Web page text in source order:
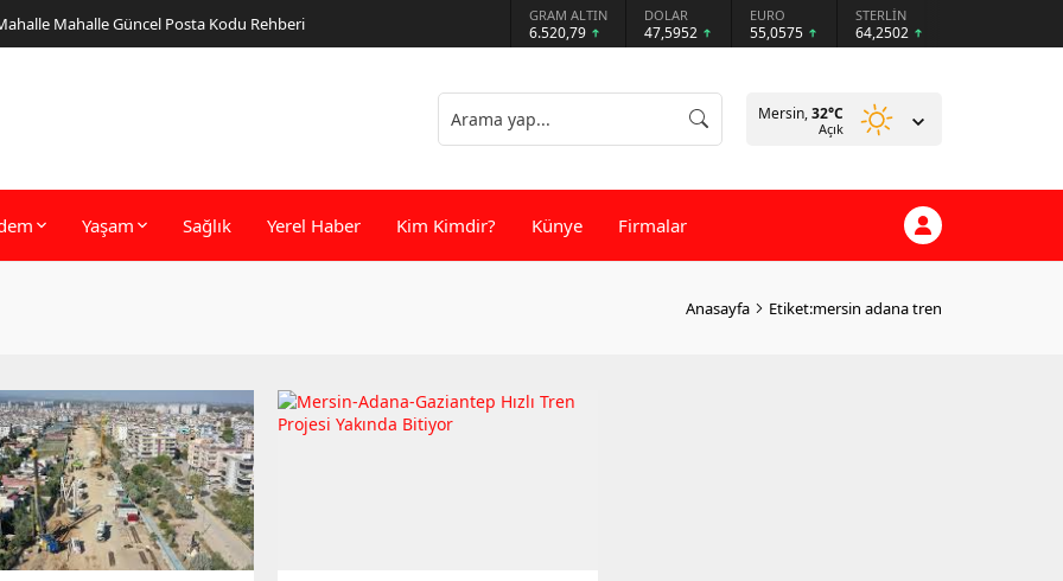
Mahalle Güncel Posta Kodu Rehberi GRAM ALTIN
6.520,79
DOLAR
47,5952
EURO
55,0575
STERLİN
64,2502
Mersin,32°C
Açık
Yaşam Sağlık Yerel Haber Kim Kimdir? Künye Firmalar
Anasayfa Etiket:mersin adana tren